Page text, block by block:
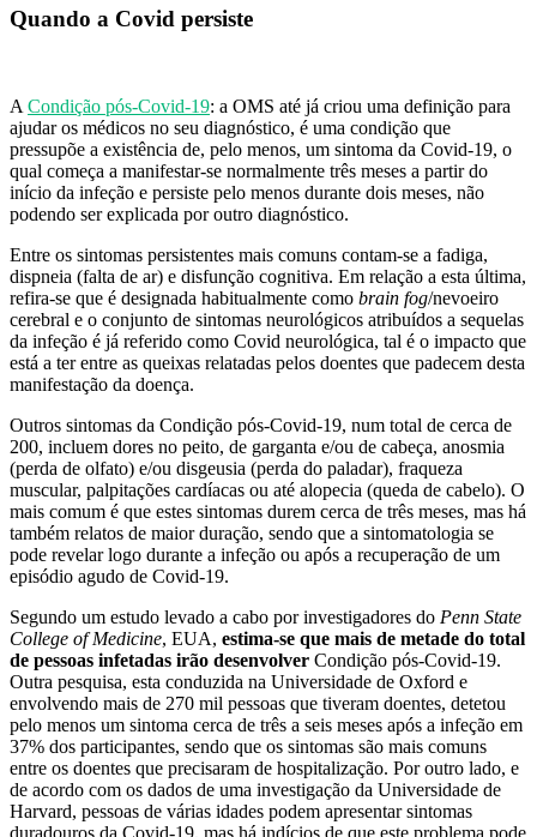
Quando a Covid persiste
A Condição pós-Covid-19: a OMS até já criou uma definição para
ajudar os médicos no seu diagnóstico, é uma condição que
pressupõe a existência de, pelo menos, um sintoma da Covid-19, o
qual começa a manifestar-se normalmente três meses a partir do
início da infeção e persiste pelo menos durante dois meses, não
podendo ser explicada por outro diagnóstico.
Entre os sintomas persistentes mais comuns contam-se a fadiga,
dispneia (falta de ar) e disfunção cognitiva. Em relação a esta última,
refira-se que é designada habitualmente como brain fog/nevoeiro
cerebral e o conjunto de sintomas neurológicos atribuídos a sequelas
da infeção é já referido como Covid neurológica, tal é o impacto que
está a ter entre as queixas relatadas pelos doentes que padecem desta
manifestação da doença.
Outros sintomas da Condição pós-Covid-19, num total de cerca de
200, incluem dores no peito, de garganta e/ou de cabeça, anosmia
(perda de olfato) e/ou disgeusia (perda do paladar), fraqueza
muscular, palpitações cardíacas ou até alopecia (queda de cabelo). O
mais comum é que estes sintomas durem cerca de três meses, mas há
também relatos de maior duração, sendo que a sintomatologia se
pode revelar logo durante a infeção ou após a recuperação de um
episódio agudo de Covid-19.
Segundo um estudo levado a cabo por investigadores do Penn State
College of Medicine, EUA, estima-se que mais de metade do total
de pessoas infetadas irão desenvolver Condição pós-Covid-19.
Outra pesquisa, esta conduzida na Universidade de Oxford e
envolvendo mais de 270 mil pessoas que tiveram doentes, detetou
pelo menos um sintoma cerca de três a seis meses após a infeção em
37% dos participantes, sendo que os sintomas são mais comuns
entre os doentes que precisaram de hospitalização. Por outro lado, e
de acordo com os dados de uma investigação da Universidade de
Harvard, pessoas de várias idades podem apresentar sintomas
duradouros da Covid-19, mas há indícios de que este problema pode